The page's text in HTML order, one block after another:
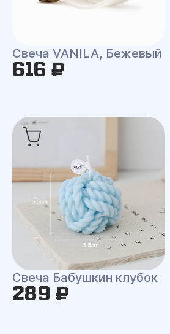
Свеча VANILA, Бежевый
616 ₽
Свеча Бабушкин клубок
289 ₽